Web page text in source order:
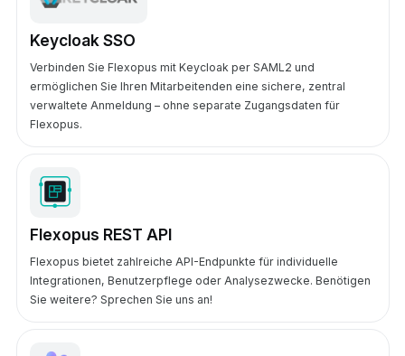
Keycloak SSO
Verbinden Sie Flexopus mit Keycloak per SAML2 und
ermöglichen Sie Ihren Mitarbeitenden eine sichere, zentral
verwaltete Anmeldung – ohne separate Zugangsdaten für
Flexopus.
Flexopus REST API
Flexopus bietet zahlreiche API-Endpunkte für individuelle
Integrationen, Benutzerpflege oder Analysezwecke. Benötigen
Sie weitere? Sprechen Sie uns an!